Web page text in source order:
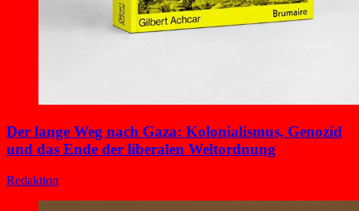
Der lange Weg nach Gaza: Kolonialismus, Genozid
und das Ende der liberalen Weltordnung
Redaktion